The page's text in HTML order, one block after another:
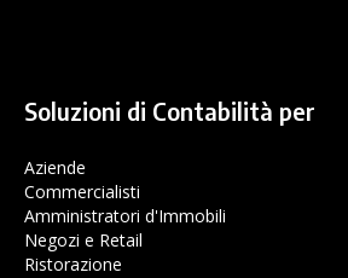
Soluzioni di Contabilità per
Aziende
Commercialisti
Amministratori d'Immobili
Negozi e Retail
Ristorazione